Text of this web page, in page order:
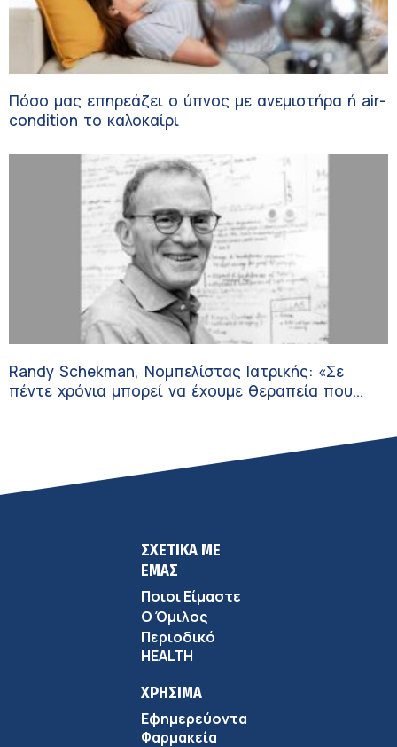
Πόσο μας επηρεάζει ο ύπνος με ανεμιστήρα ή air-
condition το καλοκαίρι
Randy Schekman, Νομπελίστας Ιατρικής: «Σε
πέντε χρόνια μπορεί να έχουμε θεραπεία που
ΣΧΕΤΙΚΑ ΜΕ
ΕΜΑΣ
Ποιοι Είμαστε
Ο Όμιλος
Περιοδικό
HEALTH
ΧΡΗΣΙΜΑ
Εφημερεύοντα
Φαρμακεία